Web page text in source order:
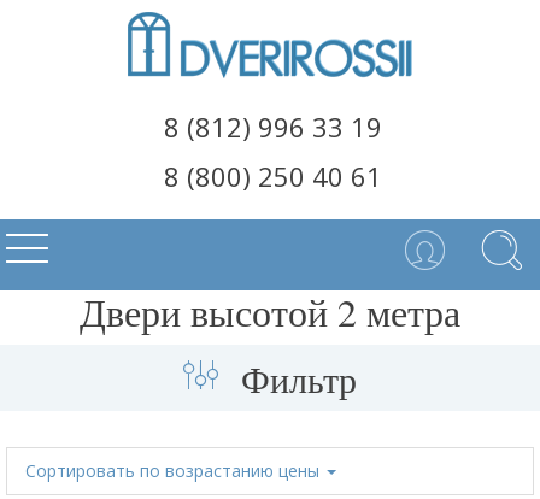
8 (812) 996 33 19
8 (800) 250 40 61
Двери высотой 2 метра
Фильтр
Сортировать по возрастанию цены